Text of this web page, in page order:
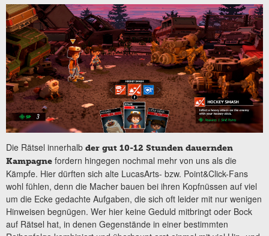
Die Rätsel innerhalb der gut 10-12 Stunden dauernden
Kampagne fordern hingegen nochmal mehr von uns als die
Kämpfe. Hier dürften sich alte LucasArts- bzw. Point&Click-Fans
wohl fühlen, denn die Macher bauen bei ihren Kopfnüssen auf viel
um die Ecke gedachte Aufgaben, die sich oft leider mit nur wenigen
Hinweisen begnügen. Wer hier keine Geduld mitbringt oder Bock
auf Rätsel hat, in denen Gegenstände in einer bestimmten